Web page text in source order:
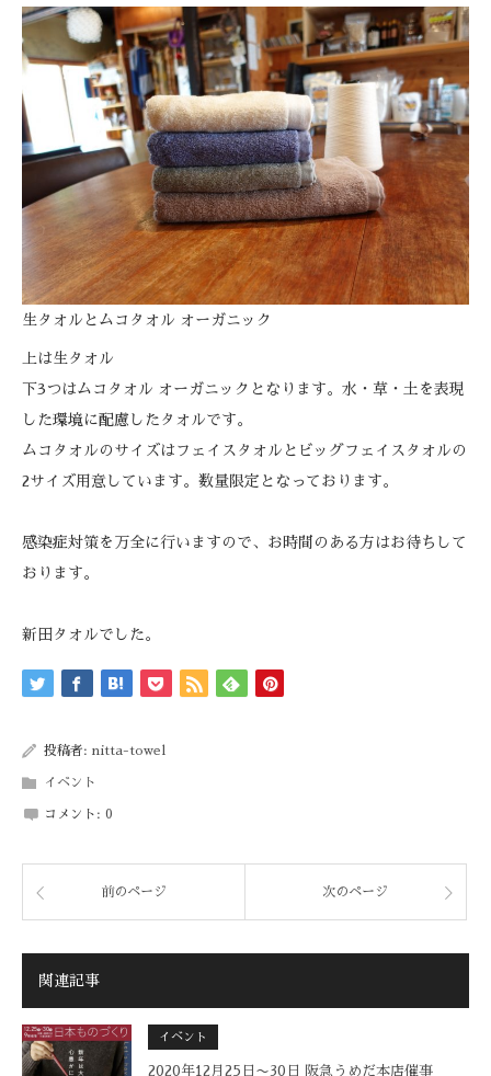
生タオルとムコタオル オーガニック
上は生タオル
下3つはムコタオル オーガニックとなります。水・草・土を表現
した環境に配慮したタオルです。
ムコタオルのサイズはフェイスタオルとビッグフェイスタオルの
2サイズ用意しています。数量限定となっております。
感染症対策を万全に行いますので、お時間のある方はお待ちして
おります。
新田タオルでした。
投稿者: nitta-towel
イベント
コメント: 0
前のページ 次のページ
関連記事
イベント
2020年12月25日〜30日 阪急うめだ本店催事